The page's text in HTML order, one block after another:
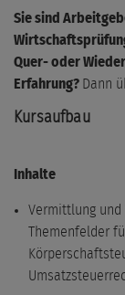
Sie sind
Quer- oder
Erfahrung? Dann
Kursaufbau
Inhalte
Vermittlung
Themenfelder